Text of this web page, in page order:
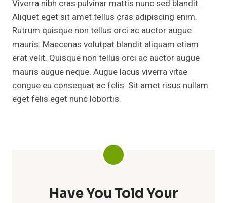
Viverra nibh cras pulvinar mattis nunc sed blandit.
Aliquet eget sit amet tellus cras adipiscing enim.
Rutrum quisque non tellus orci ac auctor augue
mauris. Maecenas volutpat blandit aliquam etiam
erat velit. Quisque non tellus orci ac auctor augue
mauris augue neque. Augue lacus viverra vitae
congue eu consequat ac felis. Sit amet risus nullam
eget felis eget nunc lobortis.
Have You Told Your